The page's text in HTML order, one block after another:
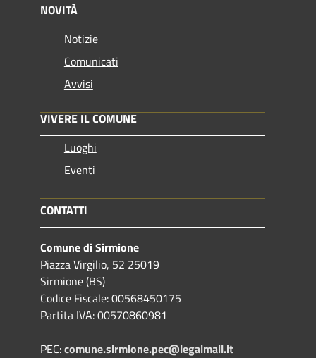
NOVITÀ
Notizie
Comunicati
Avvisi
VIVERE IL COMUNE
Luoghi
Eventi
CONTATTI
Comune di Sirmione
Piazza Virgilio, 52 25019
Sirmione (BS)
Codice Fiscale: 00568450175
Partita IVA: 00570860981
PEC:comune.sirmione.pec@legalmail.it